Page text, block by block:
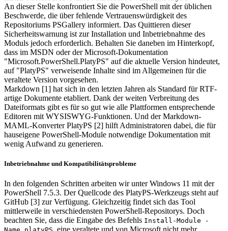
An dieser Stelle konfrontiert Sie die PowerShell mit der üblichen
Beschwerde, die über fehlende Vertrauenswürdigkeit des
Repositoriums PSGallery informiert. Das Quittieren dieser
Sicherheitswarnung ist zur Installation und Inbetriebnahme des
Moduls jedoch erforderlich. Behalten Sie daneben im Hinterkopf,
dass im MSDN oder der Microsoft-Dokumentation
"Microsoft.PowerShell.PlatyPS" auf die aktuelle Version hindeutet,
auf "PlatyPS" verweisende Inhalte sind im Allgemeinen für die
veraltete Version vorgesehen.
Markdown [1] hat sich in den letzten Jahren als Standard für RTF-
artige Dokumente etabliert. Dank der weiten Verbreitung des
Dateiformats gibt es für so gut wie alle Plattformen entsprechende
Editoren mit WYSISWYG-Funktionen. Und der Markdown-
MAML-Konverter PlatyPS [2] hilft Administratoren dabei, die für
hauseigene PowerShell-Module notwendige Dokumentation mit
wenig Aufwand zu generieren.
Inbetriebnahme und Kompatibilitätsprobleme
In den folgenden Schritten arbeiten wir unter Windows 11 mit der
PowerShell 7.5.3. Der Quellcode des PlatyPS-Werkzeugs steht auf
GitHub [3] zur Verfügung. Gleichzeitig findet sich das Tool
mittlerweile in verschiedensten PowerShell-Repositorys. Doch
beachten Sie, dass die Eingabe des Befehls Install-Module -
eine veraltete und von Microsoft nicht mehr